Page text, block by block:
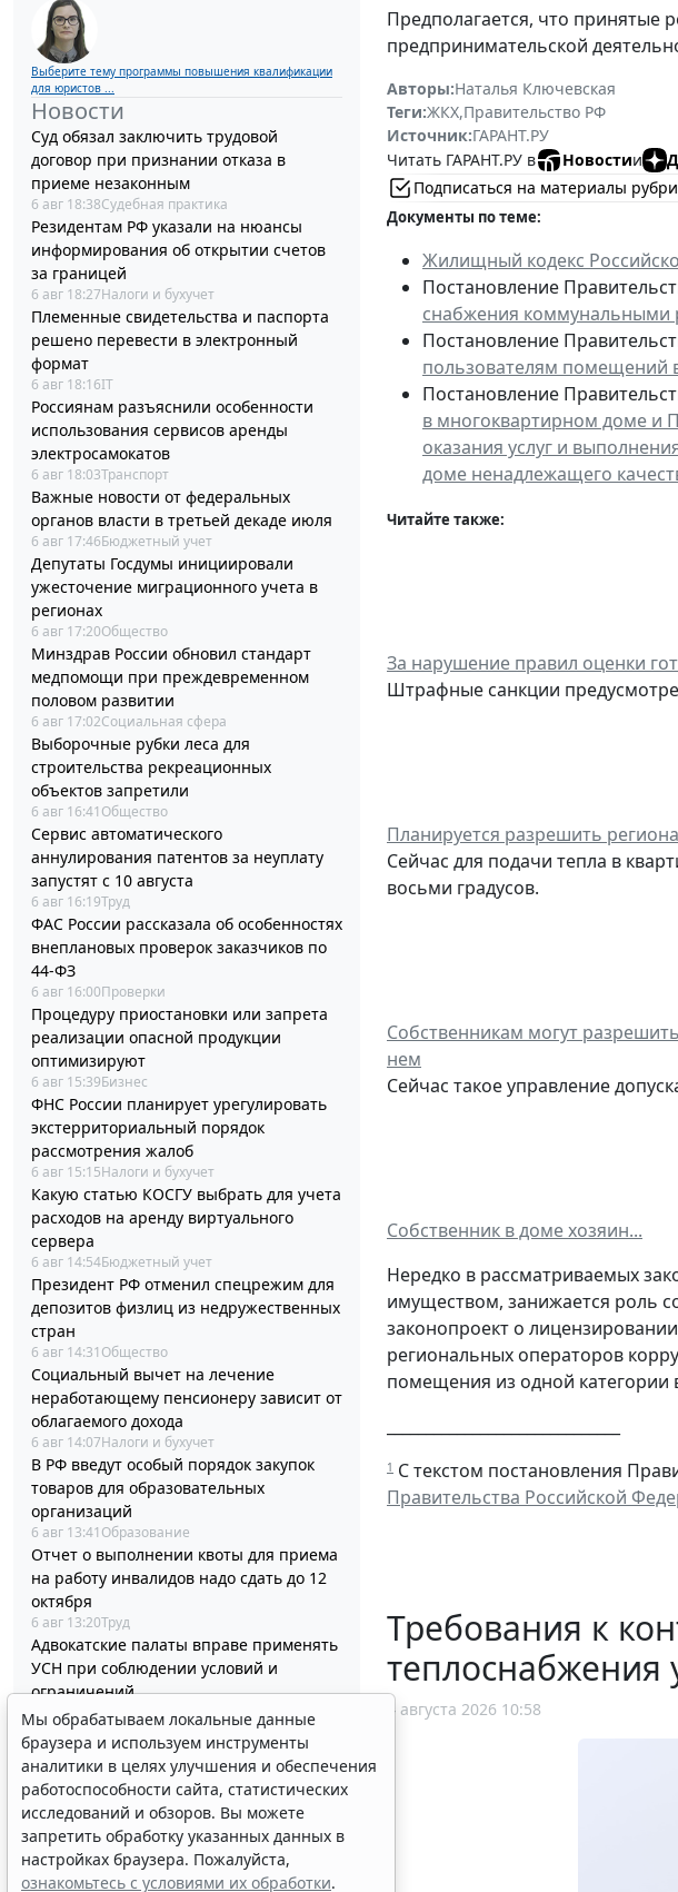
Выберите тему программы повышения квалификации
для юристов ...
Новости
Суд обязал заключить трудовой
договор при признании отказа в
приеме незаконным
6 авг 18:38Судебная практика
Резидентам РФ указали на нюансы
информирования об открытии счетов
за границей
6 авг 18:27Налоги и бухучет
Племенные свидетельства и паспорта
решено перевести в электронный
формат
6 авг 18:16IT
Россиянам разъяснили особенности
использования сервисов аренды
электросамокатов
6 авг 18:03Транспорт
Важные новости от федеральных
органов власти в третьей декаде июля
6 авг 17:46Бюджетный учет
Депутаты Госдумы инициировали
ужесточение миграционного учета в
регионах
6 авг 17:20Общество
Минздрав России обновил стандарт
медпомощи при преждевременном
половом развитии
6 авг 17:02Социальная сфера
Выборочные рубки леса для
строительства рекреационных
объектов запретили
6 авг 16:41 Общество
Сервис автоматического
аннулирования патентов за неуплату
запустят с 10 августа
6 авг 16:19Труд
ФАС России рассказала об особенностях
внеплановых проверок заказчиков по
44-ФЗ
6 авг 16:00Проверки
Процедуру приостановки или запрета
реализации опасной продукции
оптимизируют
6 авг 15:39Бизнес
ФНС России планирует урегулировать
экстерриториальный порядок
рассмотрения жалоб
6 авг 15:15Налоги и бухучет
Какую статью КОСГУ выбрать для учета
расходов на аренду виртуального
сервера
6 авг 14:54Бюджетный учет
Президент РФ отменил спецрежим для
депозитов физлиц из недружественных
стран
6 авг 14:31 Общество
Социальный вычет на лечение
неработающему пенсионеру зависит от
облагаемого дохода
6 авг 14:07Налоги и бухучет
В РФ введут особый порядок закупок
товаров для образовательных
организаций
6 авг 13:41 Образование
Отчет о выполнении квоты для приема
на работу инвалидов надо сдать до 12
октября
6 авг 13:20Труд
Адвокатские палаты вправе применять
УСН при соблюдении условий и
ограничений
6 авг 12:58Налоги и бухучет
Контракты по однородным товарам
можно заключать с одним и тем же
едпоставщиком
Бизнес
В РФ утвердили стандарт медпомощи
детям при наследственной
тирозинемии 1 типа
Предполагается, что принятые
предпринимательской
Авторы:Наталья Ключевская
Теги:ЖКХ,Правительство РФ
Источник:ГАРАНТ.РУ
Читать ГАРАНТ.РУ в
Новостии
Подписаться на материалы
Документы по теме:
Жилищный кодекс
Постановление
снабжения коммунальными
Постановление
пользователям помещений
Постановление
в многоквартирном доме и
оказания услуг и
доме ненадлежащего
Читайте также:
За нарушение правил оценки
Штрафные санкции
Планируется разрешить
Сейчас для подачи тепла в
восьми градусов.
Собственникам могут
нем
Сейчас такое управление
Собственник в доме хозяин...
Нередко в рассматриваемых
имуществом, занижается роль
законопроект о
региональных операторов
помещения из одной категории
1 С текстом постановления
Правительства Российской
Требования к
теплоснабжения
4 августа 2026 10:58
Мы обрабатываем локальные данные
браузера и используем инструменты
аналитики в целях улучшения и обеспечения
работоспособности сайта, статистических
исследований и обзоров. Вы можете
запретить обработку указанных данных в
настройках браузера. Пожалуйста,
ознакомьтесь с условиями их обработки.